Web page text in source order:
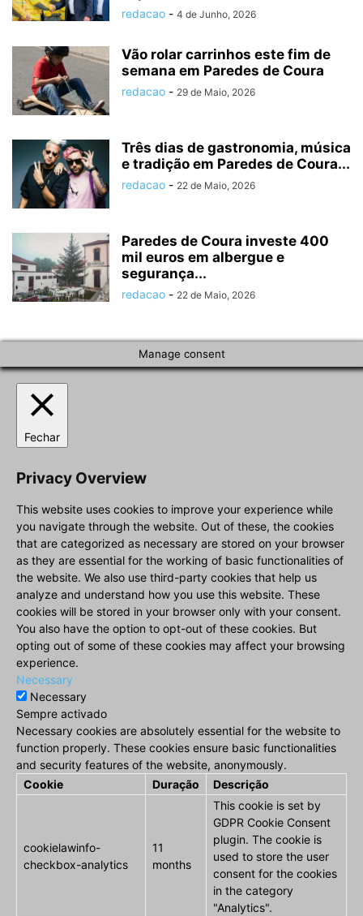
redacao - 4 de Junho, 2026
Vão rolar carrinhos este fim de
semana em Paredes de Coura
redacao - 29 de Maio, 2026
Três dias de gastronomia, música
e tradição em Paredes de Coura...
redacao - 22 de Maio, 2026
Paredes de Coura investe 400
mil euros em albergue e
segurança...
redacao - 22 de Maio, 2026
Manage consent
Fechar
Privacy Overview
This website uses cookies to improve your experience while
you navigate through the website. Out of these, the cookies
that are categorized as necessary are stored on your browser
as they are essential for the working of basic functionalities of
the website. We also use third-party cookies that help us
analyze and understand how you use this website. These
cookies will be stored in your browser only with your consent.
You also have the option to opt-out of these cookies. But
opting out of some of these cookies may affect your browsing
experience.
Necessary
Necessary
Sempre activado
Necessary cookies are absolutely essential for the website to
function properly. These cookies ensure basic functionalities
and security features of the website, anonymously.
Cookie
Duração Descrição
cookielawinfo-
checkbox-analytics
11
months
This cookie is set by
GDPR Cookie Consent
plugin. The cookie is
used to store the user
consent for the cookies
in the category
"Analytics".